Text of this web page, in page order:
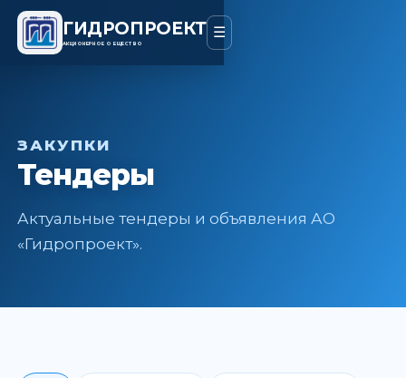
ГИДРОПРОЕКТ
АКЦИОНЕРНОЕ ОБЩЕСТВО
☰
ЗАКУПКИ
Тендеры
Актуальные тендеры и объявления АО
«Гидропроект».